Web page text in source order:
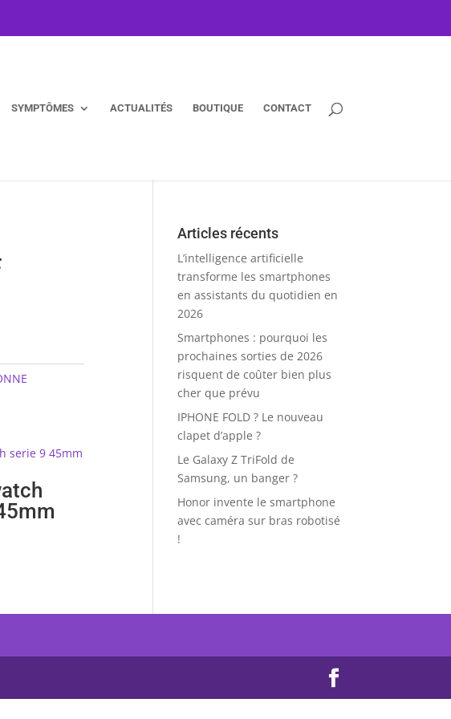
SYMPTÔMES ACTUALITÉS BOUTIQUE CONTACT
Articles récents
L’intelligence artificielle
transforme les smartphones
en assistants du quotidien en
2026
Smartphones : pourquoi les
prochaines sorties de 2026
risquent de coûter bien plus
cher que prévu
IPHONE FOLD ? Le nouveau
clapet d’apple ?
Le Galaxy Z TriFold de
Samsung, un banger ?
Honor invente le smartphone
avec caméra sur bras robotisé
!